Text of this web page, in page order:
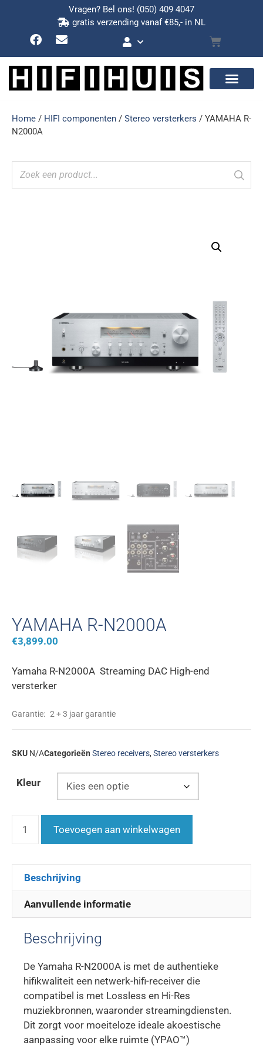
Vragen? Bel ons! (050) 409 4047
gratis verzending vanaf €85,- in NL
Home / HIFI componenten / Stereo versterkers / YAMAHA R-
N2000A
YAMAHA R-N2000A
€3,899.00
Yamaha R-N2000A Streaming DAC High-end
versterker
Garantie: 2 + 3 jaar garantie
SKU N/ACategorieën Stereo receivers, Stereo versterkers
Kleur
Toevoegen aan winkelwagen
Beschrijving
Aanvullende informatie
Beschrijving
De Yamaha R-N2000A is met de authentieke
hifikwaliteit een netwerk-hifi-receiver die
compatibel is met Lossless en Hi-Res
muziekbronnen, waaronder streamingdiensten.
Dit zorgt voor moeiteloze ideale akoestische
aanpassing voor elke ruimte (YPAO™)